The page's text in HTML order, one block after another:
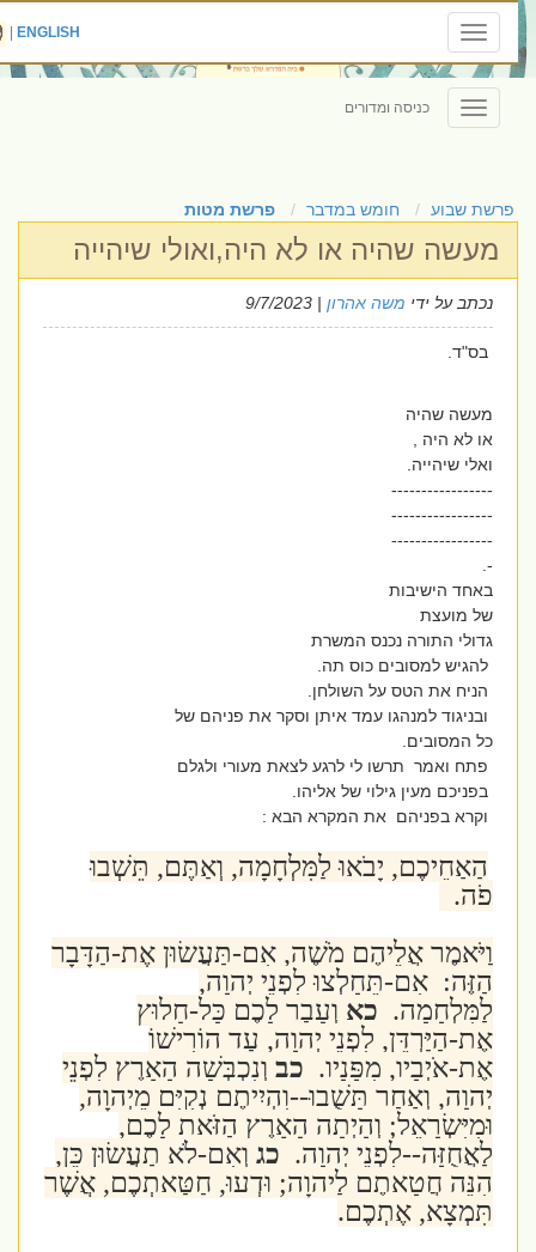
Toggle
navigation
ENGLISH
|
Toggle
navigation
כניסה ומדורים
פרשת שבוע חומש במדבר פרשת מטות
מעשה שהיה או לא היה,ואולי שיהייה
נכתב על ידימשה אהרון| 9/7/2023
בס"ד.
מעשה שהיה
או לא היה ,
ואלי שיהייה.
-----------------
-----------------
-----------------
באחד הישיבות
של מועצת
גדולי התורה נכנס המשרת
להגיש למסובים כוס תה.
הניח את הטס על השולחן.
ובניגוד למנהגו עמד איתן וסקר את פניהם של
כל המסובים.
פתח ואמר תרשו לי לרגע לצאת מעורי ולגלם
בפניכם מעין גילוי של אליהו.
וקרא בפניהם את המקרא הבא :
הַאַחֵיכֶם, יָבֹאוּ לַמִּלְחָמָה, וְאַתֶּם, תֵּשְׁבוּ
פֹה.
וַיֹּאמֶר אֲלֵיהֶם מֹשֶׁה, אִם-תַּעֲשׂוּן אֶת-הַדָּבָר
הַזֶּה: אִם-תֵּחָלְצוּ לִפְנֵי יְהוָה,
לַמִּלְחָמָה.כאוְעָבַר לָכֶם כָּל-חָלוּץ
אֶת-הַיַּרְדֵּן, לִפְנֵי יְהוָה, עַד הוֹרִישׁוֹ
אֶת-אֹיְבָיו, מִפָּנָיו.כבוְנִכְבְּשָׁה הָאָרֶץ לִפְנֵי
יְהוָה, וְאַחַר תָּשֻׁבוּ--וִהְיִיתֶם נְקִיִּם מֵיְהוָה,
וּמִיִּשְׂרָאֵל; וְהָיְתָה הָאָרֶץ הַזֹּאת לָכֶם,
לַאֲחֻזָּה--לִפְנֵי יְהוָה.כגוְאִם-לֹא תַעֲשׂוּן כֵּן,
הִנֵּה חֲטָאתֶם לַיהוָה; וּדְעוּ, חַטַּאתְכֶם, אֲשֶׁר
תִּמְצָא, אֶתְכֶם.